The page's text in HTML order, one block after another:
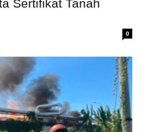
Sertifikat Tanah
0